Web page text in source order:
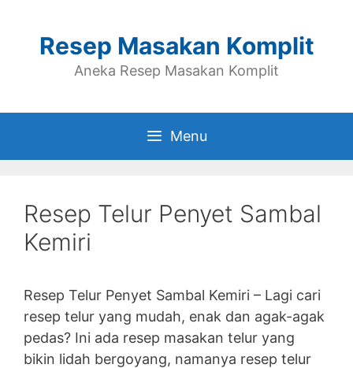
contentResep Masakan Komplit
Aneka Resep Masakan Komplit
Menu
Resep Telur Penyet Sambal
Kemiri
Resep Telur Penyet Sambal Kemiri – Lagi cari
resep telur yang mudah, enak dan agak-agak
pedas? Ini ada resep masakan telur yang
bikin lidah bergoyang, namanya resep telur